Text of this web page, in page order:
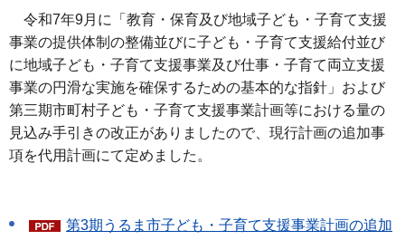
令和7年9月に「教育・保育及び地域子ども・子育て支援
事業の提供体制の整備並びに子ども・子育て支援給付並び
に地域子ども・子育て支援事業及び仕事・子育て両立支援
事業の円滑な実施を確保するための基本的な指針」および
第三期市町村子ども・子育て支援事業計画等における量の
見込み手引きの改正がありましたので、現行計画の追加事
項を代用計画にて定めました。
第3期うるま市子ども・子育て支援事業計画の追加